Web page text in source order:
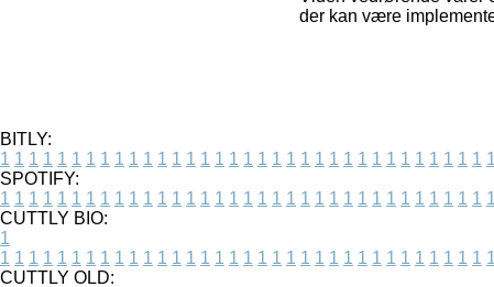
der kan være
BITLY:
1 1 1 1 1 1 1 1 1 1 1 1 1 1 1 1 1 1 1 1 1 1 1 1 1 1 1 1 1 1 1 1 1 1 1
SPOTIFY:
1 1 1 1 1 1 1 1 1 1 1 1 1 1 1 1 1 1 1 1 1 1 1 1 1 1 1 1 1 1 1 1 1 1 1
CUTTLY BIO:
1
1 1 1 1 1 1 1 1 1 1 1 1 1 1 1 1 1 1 1 1 1 1 1 1 1 1 1 1 1 1 1 1 1 1 1
CUTTLY OLD: